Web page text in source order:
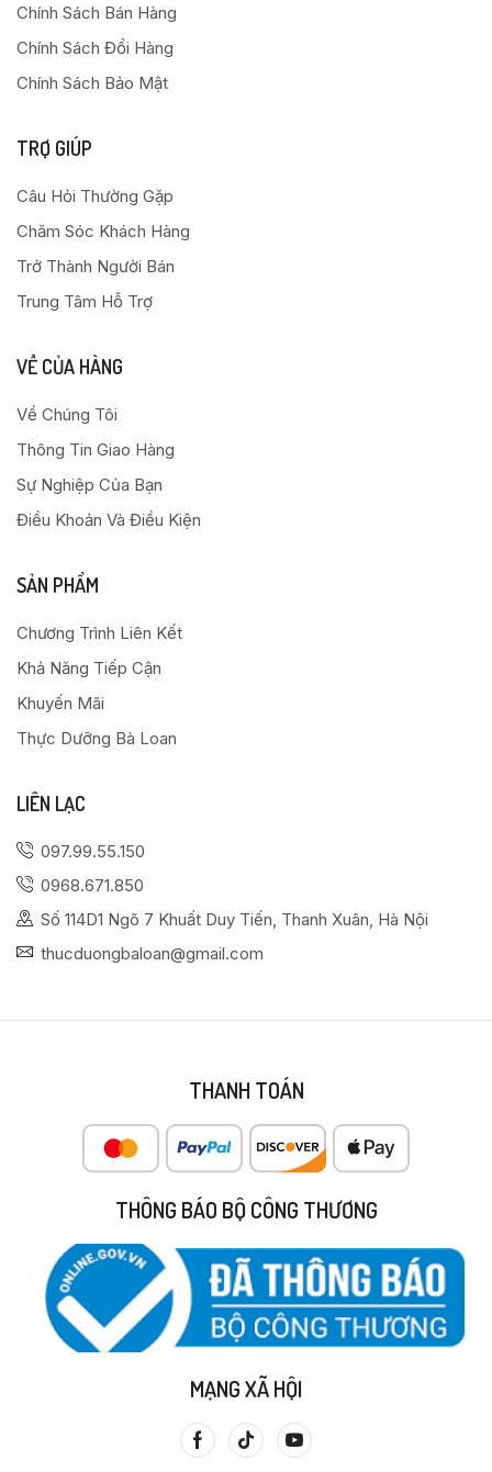
Chính Sách Bán Hàng
Chính Sách Đổi Hàng
Chính Sách Bảo Mật
TRỢ GIÚP
Câu Hỏi Thường Gặp
Chăm Sóc Khách Hàng
Trở Thành Người Bán
Trung Tâm Hỗ Trợ
VỀ CỦA HÀNG
Về Chúng Tôi
Thông Tin Giao Hàng
Sự Nghiệp Của Bạn
Điều Khoản Và Điều Kiện
SẢN PHẨM
Chương Trình Liên Kết
Khả Năng Tiếp Cận
Khuyến Mãi
Thực Dưỡng Bà Loan
LIÊN LẠC
097.99.55.150
0968.671.850
Số 114D1 Ngõ 7 Khuất Duy Tiến, Thanh Xuân, Hà Nội
thucduongbaloan@gmail.com
THANH TOÁN
THÔNG BÁO BỘ CÔNG THƯƠNG
MẠNG XÃ HỘI